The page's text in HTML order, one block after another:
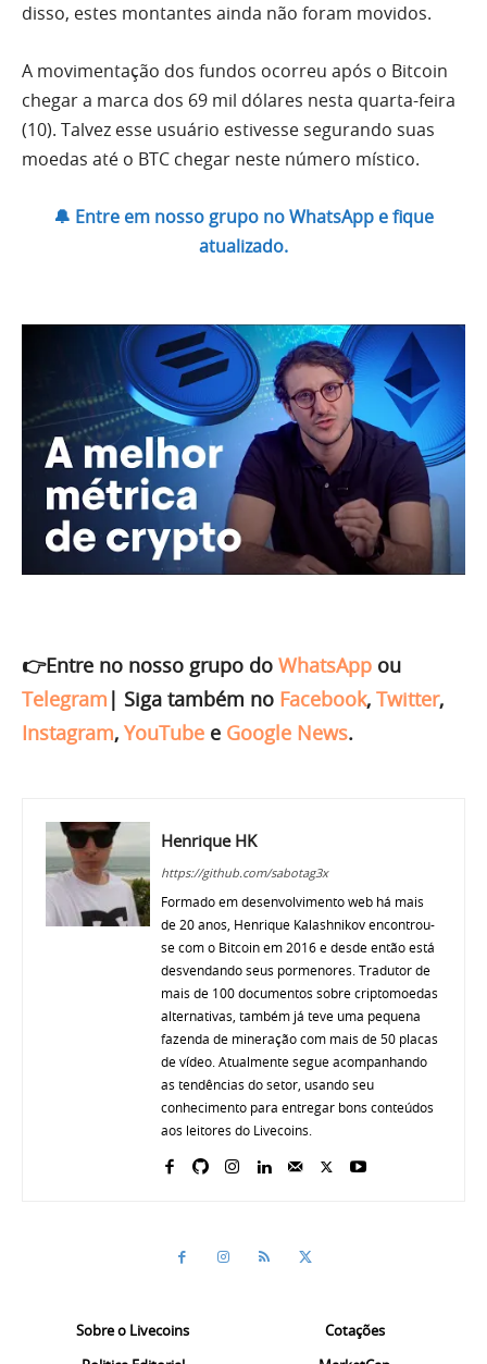
disso, estes montantes ainda não foram movidos.
A movimentação dos fundos ocorreu após o Bitcoin
chegar a marca dos 69 mil dólares nesta quarta-feira
(10). Talvez esse usuário estivesse segurando suas
moedas até o BTC chegar neste número místico.
🔔 Entre em nosso grupo no WhatsApp e fique
atualizado.
👉Entre no nosso grupo do WhatsApp ou
Telegram | Siga também no Facebook, Twitter,
Instagram, YouTube e Google News.
Henrique HK
https://github.com/sabotag3x
Formado em desenvolvimento web há mais
de 20 anos, Henrique Kalashnikov encontrou-
se com o Bitcoin em 2016 e desde então está
desvendando seus pormenores. Tradutor de
mais de 100 documentos sobre criptomoedas
alternativas, também já teve uma pequena
fazenda de mineração com mais de 50 placas
de vídeo. Atualmente segue acompanhando
as tendências do setor, usando seu
conhecimento para entregar bons conteúdos
aos leitores do Livecoins.
Sobre o Livecoins
Cotações